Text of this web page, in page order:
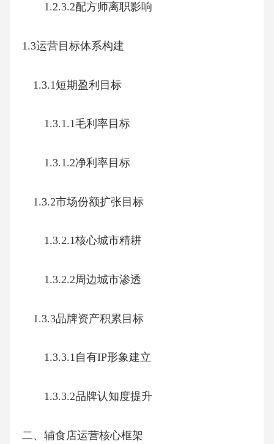
1.2.3.2配方师离职影响
1.3运营目标体系构建
1.3.1短期盈利目标
1.3.1.1毛利率目标
1.3.1.2净利率目标
1.3.2市场份额扩张目标
1.3.2.1核心城市精耕
1.3.2.2周边城市渗透
1.3.3品牌资产积累目标
1.3.3.1自有IP形象建立
1.3.3.2品牌认知度提升
二、辅食店运营核心框架